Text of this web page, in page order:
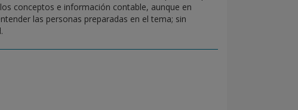
conceptos e información contable, aunque en
las personas preparadas en el tema; sin